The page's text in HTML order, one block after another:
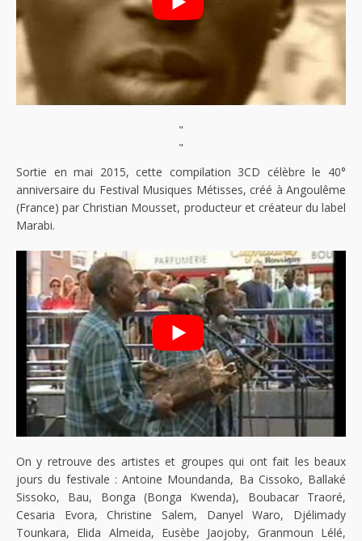
"
"
Sortie en mai 2015, cette compilation 3CD célèbre le 40°
anniversaire du Festival Musiques Métisses, créé à Angoulême
(France) par Christian Mousset, producteur et créateur du label
Marabi.
On y retrouve des artistes et groupes qui ont fait les beaux
jours du festivale : Antoine Moundanda, Ba Cissoko, Ballaké
Sissoko, Bau, Bonga (Bonga Kwenda), Boubacar Traoré,
Cesaria Evora, Christine Salem, Danyel Waro, Djélimady
Tounkara, Elida Almeida, Eusèbe Jaojoby, Granmoun Lélé,